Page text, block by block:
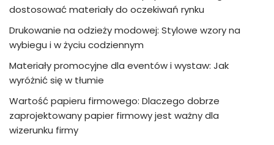
dostosować materiały do oczekiwań rynku
Drukowanie na odzieży modowej: Stylowe wzory na
wybiegu i w życiu codziennym
Materiały promocyjne dla eventów i wystaw: Jak
wyróżnić się w tłumie
Wartość papieru firmowego: Dlaczego dobrze
zaprojektowany papier firmowy jest ważny dla
wizerunku firmy